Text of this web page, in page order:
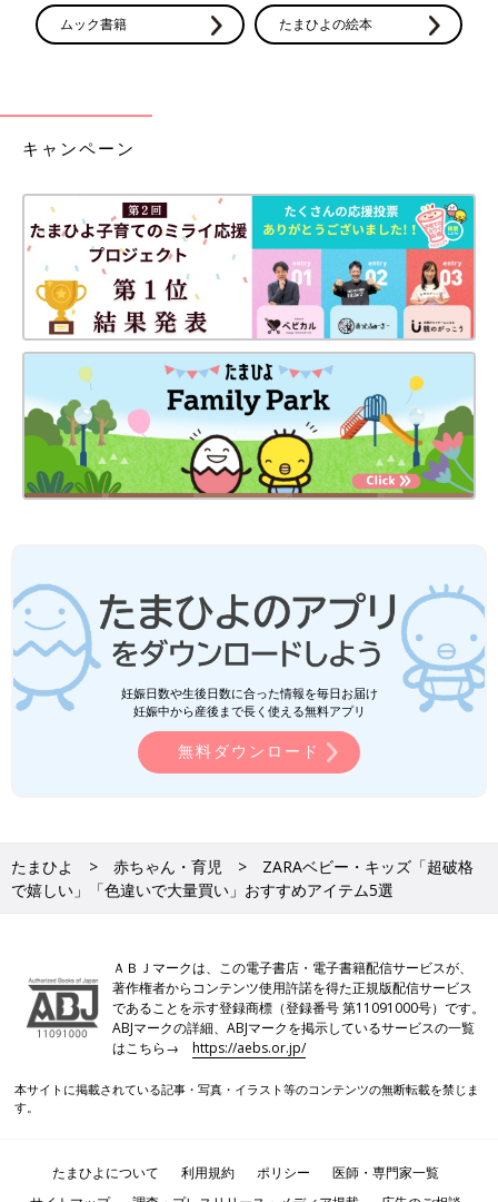
※記事内容でご紹介している投稿、リンク先は、削除される場合
があります。あらかじめご了承ください。
※記事内の価格はすべて税込み、2022年8月時点のものです。
ムック書籍 たまひよの絵本
キャンペーン
妊娠日数や生後日数に合った情報を毎日お届け
妊娠中から産後まで長く使える無料アプリ
無料ダウンロード
たまひよ 赤ちゃん・育児
ZARAベビー・キッズ「超破格
で嬉しい」「色違いで大量買い」おすすめアイテム5選
ＡＢＪマークは、この電子書店・電子書籍配信サービスが、
著作権者からコンテンツ使用許諾を得た正規版配信サービス
であることを示す登録商標（登録番号 第11091000号）です。
ABJマークの詳細、ABJマークを掲示しているサービスの一覧
はこちら→https://aebs.or.jp/
本サイトに掲載されている記事・写真・イラスト等のコンテンツの無断転載を禁じま
す。
たまひよについて 利用規約 ポリシー
医師・専門家一覧